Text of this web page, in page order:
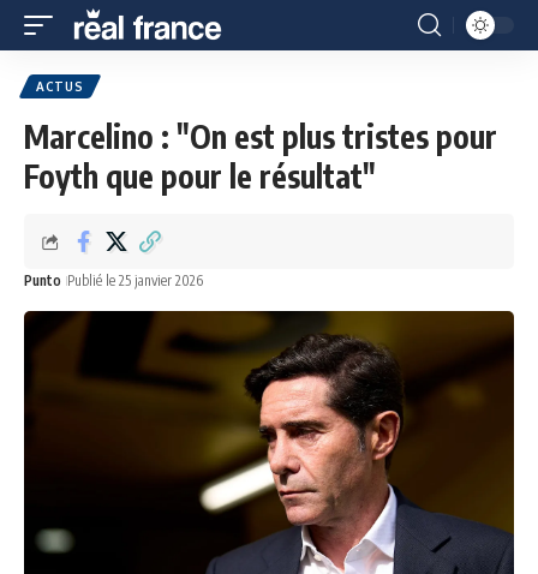
ACTUS
Marcelino : "On est plus tristes pour
Foyth que pour le résultat"
Punto Publié le 25 janvier 2026